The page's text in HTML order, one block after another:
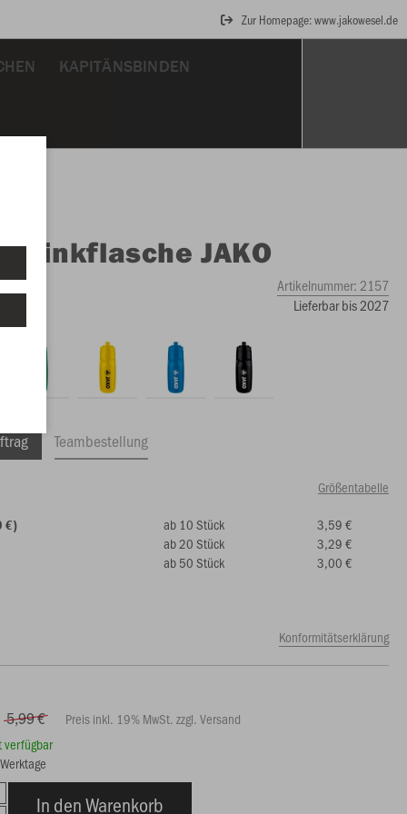
Zur Homepage: www.jakowesel.de
KAPITÄNSBINDEN
Trinkflasche JAKO
Artikelnummer: 2157
Lieferbar bis 2027
Teambestellung
Größentabelle
€) ab 10 Stück
3,59 €
ab 20 Stück
3,29 €
ab 50 Stück
3,00 €
Konformitätserklärung
5,99 €
Preis inkl. 19% MwSt. zzgl. Versand
verfügbar
In den Warenkorb